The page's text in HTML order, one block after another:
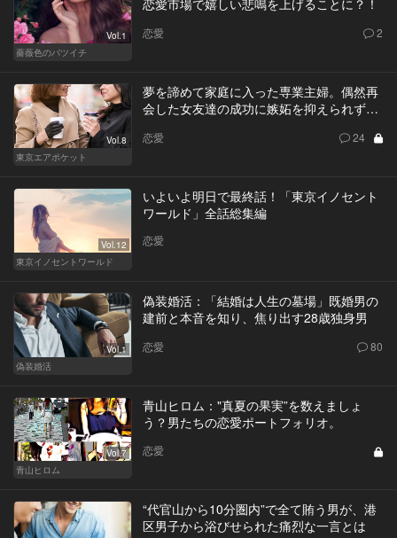
Vol.1
薔薇色のバツイチ
恋愛 2
Vol.8
東京エアポケット
夢を諦めて家庭に入った専業主婦。偶然再
会した女友達の成功に嫉妬を抑えられず…
恋愛 24
Vol.12
東京イノセントワールド
いよいよ明日で最終話！「東京イノセント
ワールド」全話総集編
恋愛
Vol.1
偽装婚活
偽装婚活：「結婚は人生の墓場」既婚男の
建前と本音を知り、焦り出す28歳独身男
恋愛 80
Vol.7
青山ヒロム
青山ヒロム："真夏の果実”を数えましょ
う？男たちの恋愛ポートフォリオ。
恋愛
“代官山から10分圏内”で全て賄う男が、港
区男子から浴びせられた痛烈な一言とは